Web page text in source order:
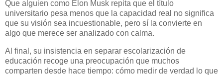
Que alguien como Elon Musk repita que el título
universitario pesa menos que la capacidad real no significa
que su visión sea incuestionable, pero sí la convierte en
algo que merece ser analizado con calma.
Al final, su insistencia en separar escolarización de
educación recoge una preocupación que muchos
comparten desde hace tiempo: cómo medir de verdad lo que